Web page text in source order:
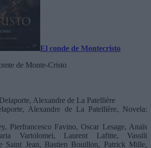
El conde de Montecristo
de Monte-Cristo
Alexandre de La Patellière
Alexandre de La Patellière, Novela:
Pierfrancesco Favino, Oscar Lesage, Anaïs
Vartolomei, Laurent Lafitte, Vassili
Saint Jean, Bastien Bouillon, Patrick Mille,